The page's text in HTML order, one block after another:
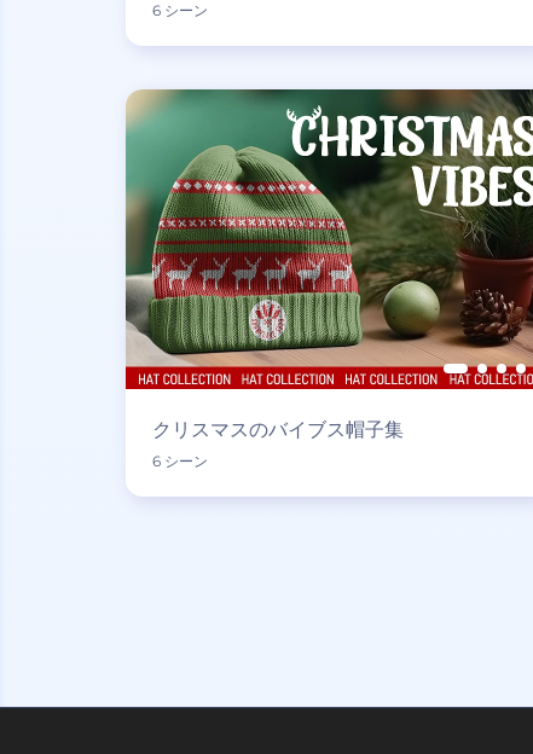
6 シーン
クリスマスのバイブス帽子集
6 シーン